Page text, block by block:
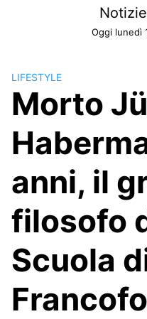
Oggi lunedì
LIFESTYLE
Morto
anni, il
filosofo
Scuola